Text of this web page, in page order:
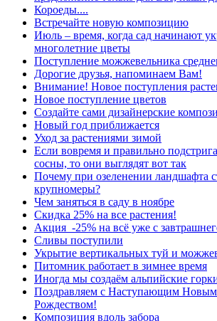
Короеды....
Встречайте новую композицию
Июль – время, когда сад начинают
многолетние цветы
Поступление можжевельника
Дорогие друзья, напоминаем Вам!
Внимание! Новое поступления
Новое поступление цветов
Создайте сами дизайнерские
Новый год приближается
Уход за растениями зимой
Если вовремя и правильно
сосны, то они выглядят вот так
Почему при озеленении ландшафта
крупномеры?
Чем заняться в саду в ноябре
Скидка 25% на все растения!
Акция -25% на всё уже с
Сливы поступили
Укрытие вертикальных туй и
Питомник работает в зимнее время
Иногда мы создаём альпийские
Поздравляем с Наступающим
Рождеством!
Композиция вдоль забора